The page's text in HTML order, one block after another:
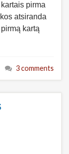
pirma
atsiranda
kartą
3 comments